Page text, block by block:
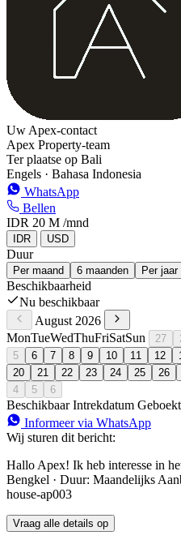
Uw Apex-contact
Apex Property-team
Ter plaatse op Bali
Engels · Bahasa Indonesia
WhatsApp
Bellen
IDR 20 M /mnd
IDR USD
Duur
Per maand 6 maanden Per jaar
Beschikbaarheid
Nu beschikbaar
August 2026
MonTueWedThuFriSatSun 27
5
6 7 8 9 10 11 12
20
21 22 23 24 25 26
4
5 6
Beschikbaar Intrekdatum Geboekt
Informeer via WhatsApp
Wij sturen dit bericht:
Hallo Apex! Ik heb interesse in
Bengkel · Duur: Maandelijks
house-ap003
Vraag alle details op